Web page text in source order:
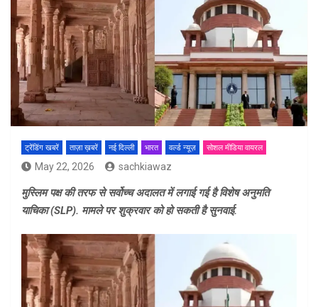
ट्रेंडिंग खबरें ताज़ा ख़बरें नई दिल्ली भारत वर्ल्ड न्यूज़ सोशल मीडिया वायरल
May 22, 2026 sachkiawaz
मुस्लिम पक्ष की तरफ से सर्वोच्च अदालत में लगाई गई है विशेष अनुमति
याचिका (SLP). मामले पर शुक्रवार को हो सकती है सुनवाई.